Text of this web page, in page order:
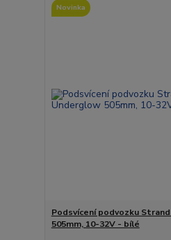
Novinka
Podsvícení podvozku
505mm, 10-32V - bílé